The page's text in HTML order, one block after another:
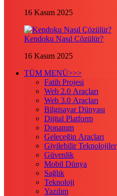
16 Kasım 2025
Kendoku Nasıl Çözülür?
16 Kasım 2025
TÜM MENÜ>>>
Fatih Projesi
Web 2.0 Araçları
Web 3.0 Araçları
Bilgisayar Dünyası
Dijital Platform
Donanım
Geleceğin Araçları
Giyilebilir Teknolojiler
Güvenlik
Mobil Dünya
Sağlık
Teknoloji
Yazılım